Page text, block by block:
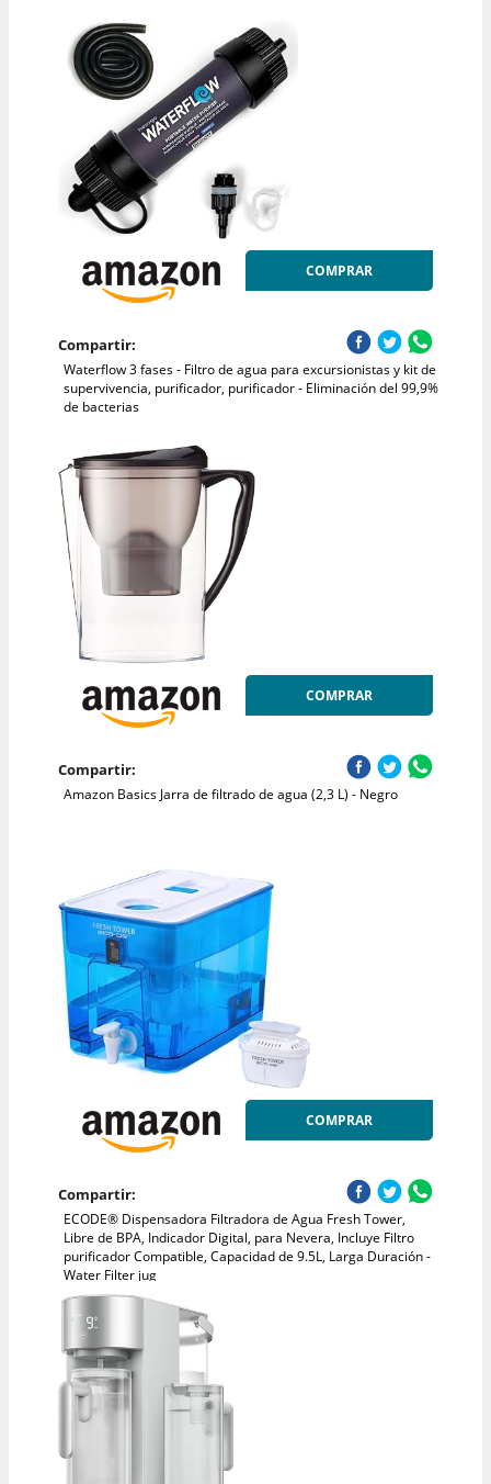
COMPRAR
Compartir:
Waterflow 3 fases - Filtro de agua para excursionistas y kit de
supervivencia, purificador, purificador - Eliminación del 99,9%
de bacterias
COMPRAR
Compartir:
Amazon Basics Jarra de filtrado de agua (2,3 L) - Negro
COMPRAR
Compartir:
ECODE® Dispensadora Filtradora de Agua Fresh Tower,
Libre de BPA, Indicador Digital, para Nevera, Incluye Filtro
purificador Compatible, Capacidad de 9.5L, Larga Duración -
Water Filter jug